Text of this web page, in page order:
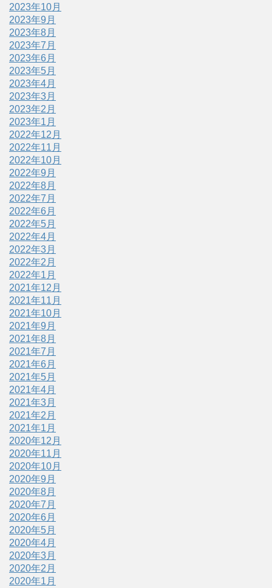
2023年10月
2023年9月
2023年8月
2023年7月
2023年6月
2023年5月
2023年4月
2023年3月
2023年2月
2023年1月
2022年12月
2022年11月
2022年10月
2022年9月
2022年8月
2022年7月
2022年6月
2022年5月
2022年4月
2022年3月
2022年2月
2022年1月
2021年12月
2021年11月
2021年10月
2021年9月
2021年8月
2021年7月
2021年6月
2021年5月
2021年4月
2021年3月
2021年2月
2021年1月
2020年12月
2020年11月
2020年10月
2020年9月
2020年8月
2020年7月
2020年6月
2020年5月
2020年4月
2020年3月
2020年2月
2020年1月